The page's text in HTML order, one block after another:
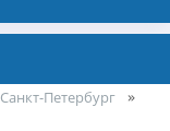
Петербург